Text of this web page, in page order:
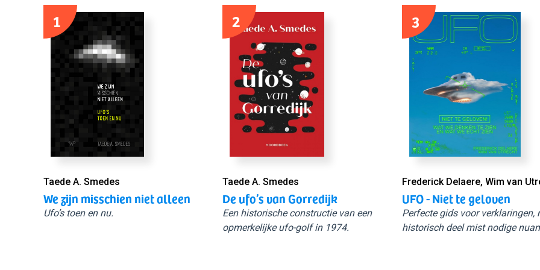
1
Taede A. Smedes
We zijn misschien niet alleen
Ufo’s toen en nu.
2
Taede A. Smedes
De ufo’s van Gorredijk
Een historische constructie van een
opmerkelijke ufo-golf in 1974.
3
Frederick Delaere, Wim van
UFO - Niet te geloven
Perfecte gids voor verklaringen,
historisch deel mist nodige